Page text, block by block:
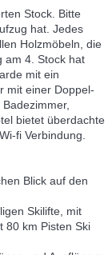
Stock. Bitte
hat. Jedes
Holzmöbeln, die
am 4. Stock hat
mit ein
mit einer Doppel-
bietet überdachte
fi Verbindung.
Blick auf den
Skilifte, mit
80 km Pisten Ski